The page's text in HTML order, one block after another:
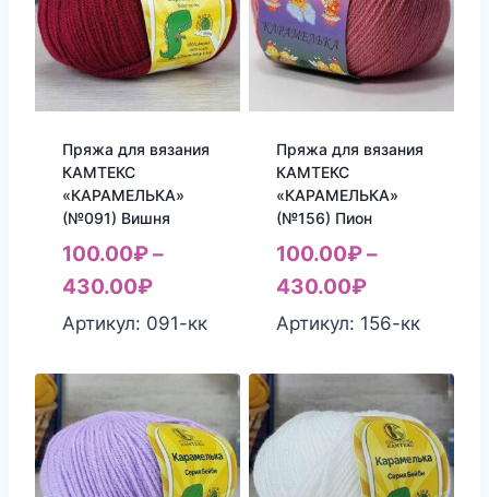
Пряжа для вязания
КАМТЕКС
«КАРАМЕЛЬКА»
(№091) Вишня
100.00₽–
430.00₽
Артикул: 091-кк
Пряжа для вязания
КАМТЕКС
«КАРАМЕЛЬКА»
(№156) Пион
100.00₽–
430.00₽
Артикул: 156-кк